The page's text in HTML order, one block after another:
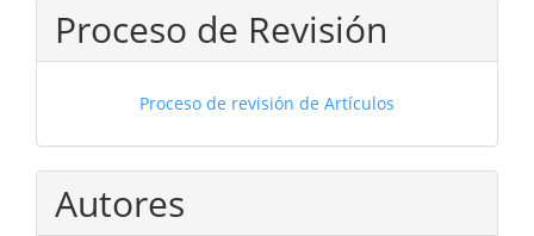
Proceso de Revisión
Proceso de revisión de Artículos
Autores